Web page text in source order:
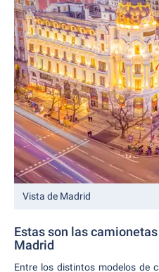
Vista de Madrid
Estas son las
Madrid
Entre los distintos modelos de